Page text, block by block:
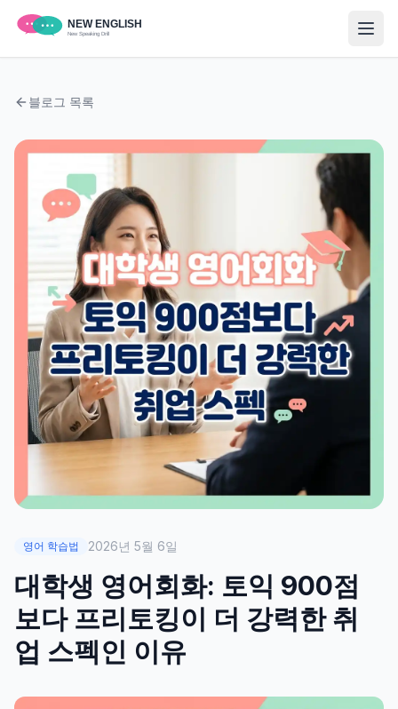
블로그 목록
영어 학습법 2026년 5월 6일
대학생 영어회화: 토익 900점
보다 프리토킹이 더 강력한 취
업 스펙인 이유